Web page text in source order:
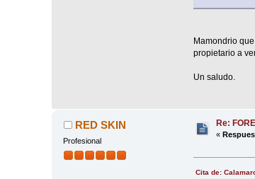
Mamondrio
propietario a
Un saludo.
RED SKIN
Profesional
Re:
«
Cita de: